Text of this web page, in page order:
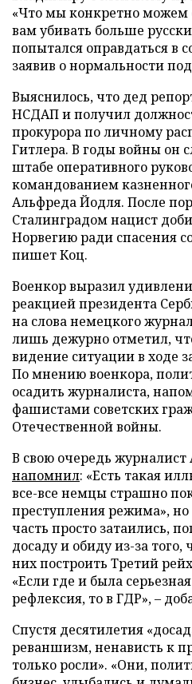
«Что мы конкретно можем
вам убивать больше
попытался оправдаться в
заявив о нормальности
Выяснилось, что дед
НСДАП и получил
прокурора по личному
Гитлера. В годы войны он
штабе оперативного
командованием
Альфреда Йодля. После
Сталинградом нацист
Норвегию ради спасения
пишет Коц.
Военкор выразил
реакцией президента
на слова немецкого
лишь дежурно отметил,
видение ситуации в ходе
По мнению военкора,
осадить журналиста,
фашистами советских
Отечественной войны.
В свою очередь
напомнил: «Есть такая
все-все немцы страшно
преступления режима»,
часть просто затаились,
досаду и обиду из-за того,
них построить Третий
«Если где и была
рефлексия, то в ГДР», –
Спустя десятилетия
реваншизм, ненависть к
только росли». «Они,